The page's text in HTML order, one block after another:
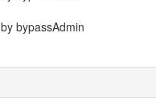
bypassAdmin